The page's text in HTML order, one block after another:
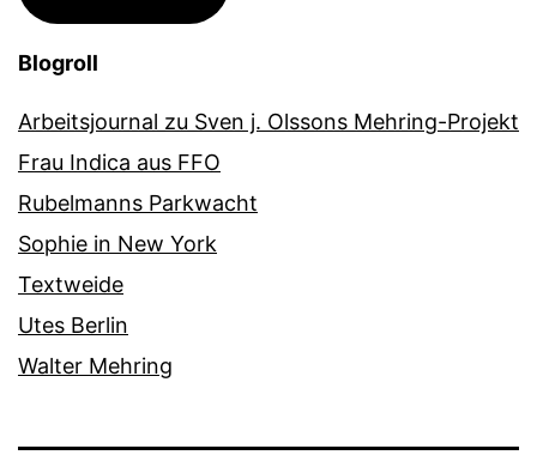
Blogroll
Arbeitsjournal zu Sven j. Olssons Mehring-Projekt
Frau Indica aus FFO
Rubelmanns Parkwacht
Sophie in New York
Textweide
Utes Berlin
Walter Mehring